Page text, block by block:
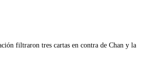
filtraron tres cartas en contra de Chan y la